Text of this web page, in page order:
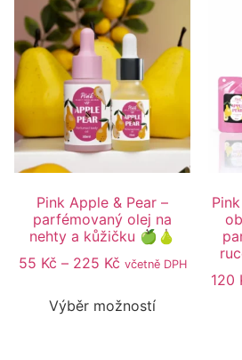
Pink Apple & Pear –
parfémovaný olej na
nehty a kůžičku 🍏🍐
55 Kč – 225 Kč včetně DPH
Výběr možností
120